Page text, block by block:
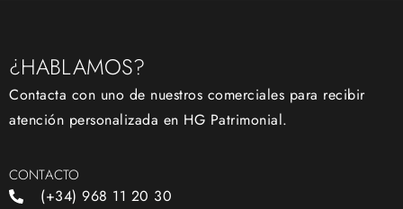
¿HABLAMOS?
Contacta con uno de nuestros comerciales para recibir
atención personalizada en HG Patrimonial.
CONTACTO
(+34) 968 11 20 30